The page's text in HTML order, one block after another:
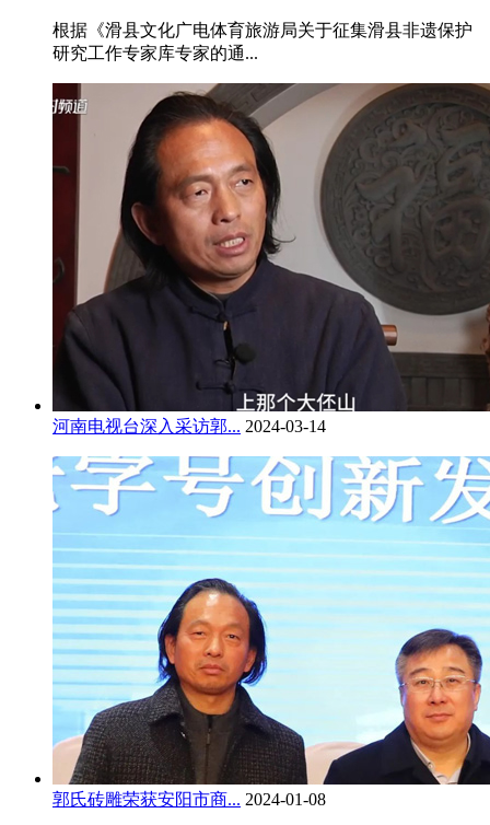
根据《滑县文化广电体育旅游局关于征集滑县非遗保护
研究工作专家库专家的通...
河南电视台深入采访郭... 2024-03-14
郭氏砖雕荣获安阳市商... 2024-01-08